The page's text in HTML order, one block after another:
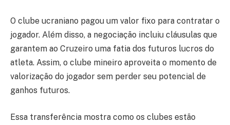
O clube ucraniano pagou um valor fixo para contratar o
jogador. Além disso, a negociação incluiu cláusulas que
garantem ao Cruzeiro uma fatia dos futuros lucros do
atleta. Assim, o clube mineiro aproveita o momento de
valorização do jogador sem perder seu potencial de
ganhos futuros.
Essa transferência mostra como os clubes estão